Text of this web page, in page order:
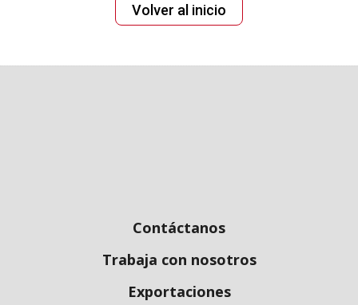
Volver‌ ‌al‌ ‌inicio
Contáctanos
Trabaja con nosotros
Exportaciones